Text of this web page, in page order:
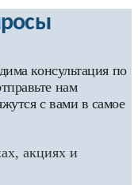
консультация по
нам
с вами в самое
акциях и